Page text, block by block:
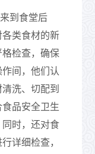
到食堂后
类食材的新
检查，确保
间，他们认
洗、切配到
品安全卫生
时，还对食
详细检查，